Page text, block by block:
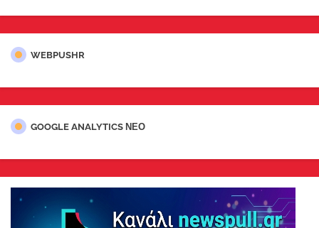
WEBPUSHR
GOOGLE ANALYTICS ΝΕΟ